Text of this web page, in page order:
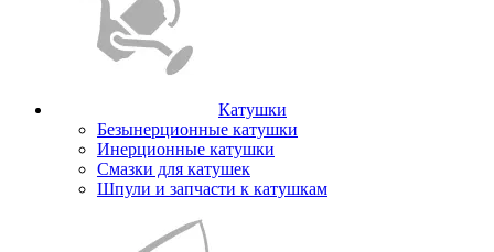
Катушки
Безынерционные катушки
Инерционные катушки
Смазки для катушек
Шпули и запчасти к катушкам